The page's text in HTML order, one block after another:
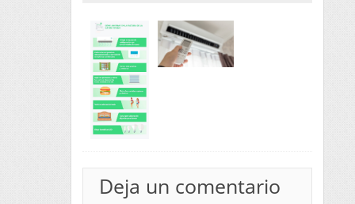
Deja un comentario